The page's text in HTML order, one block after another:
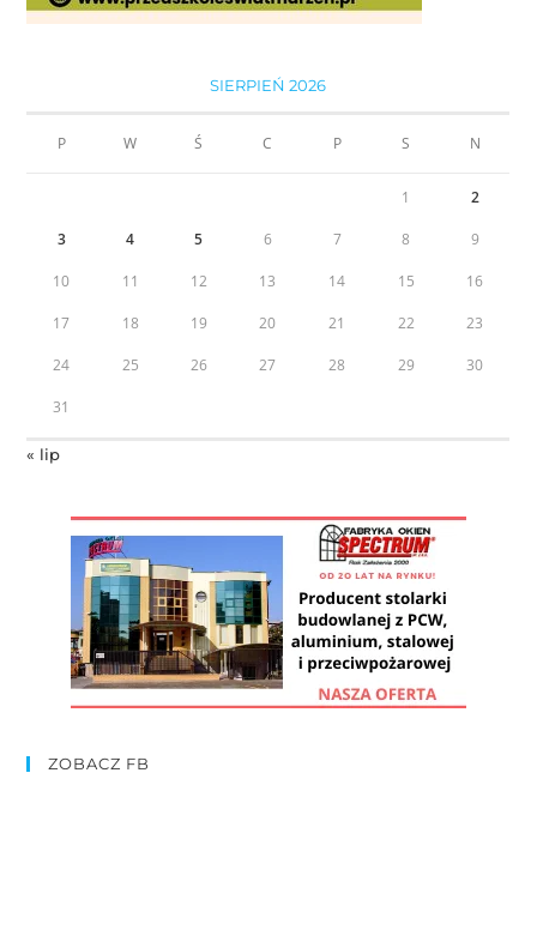
SIERPIEŃ 2026
P W Ś C P S N
1 2
3 4 5 6 7 8 9
10 11 12 13 14 15 16
17 18 19 20 21 22 23
24 25 26 27 28 29 30
31
« lip
ZOBACZ FB